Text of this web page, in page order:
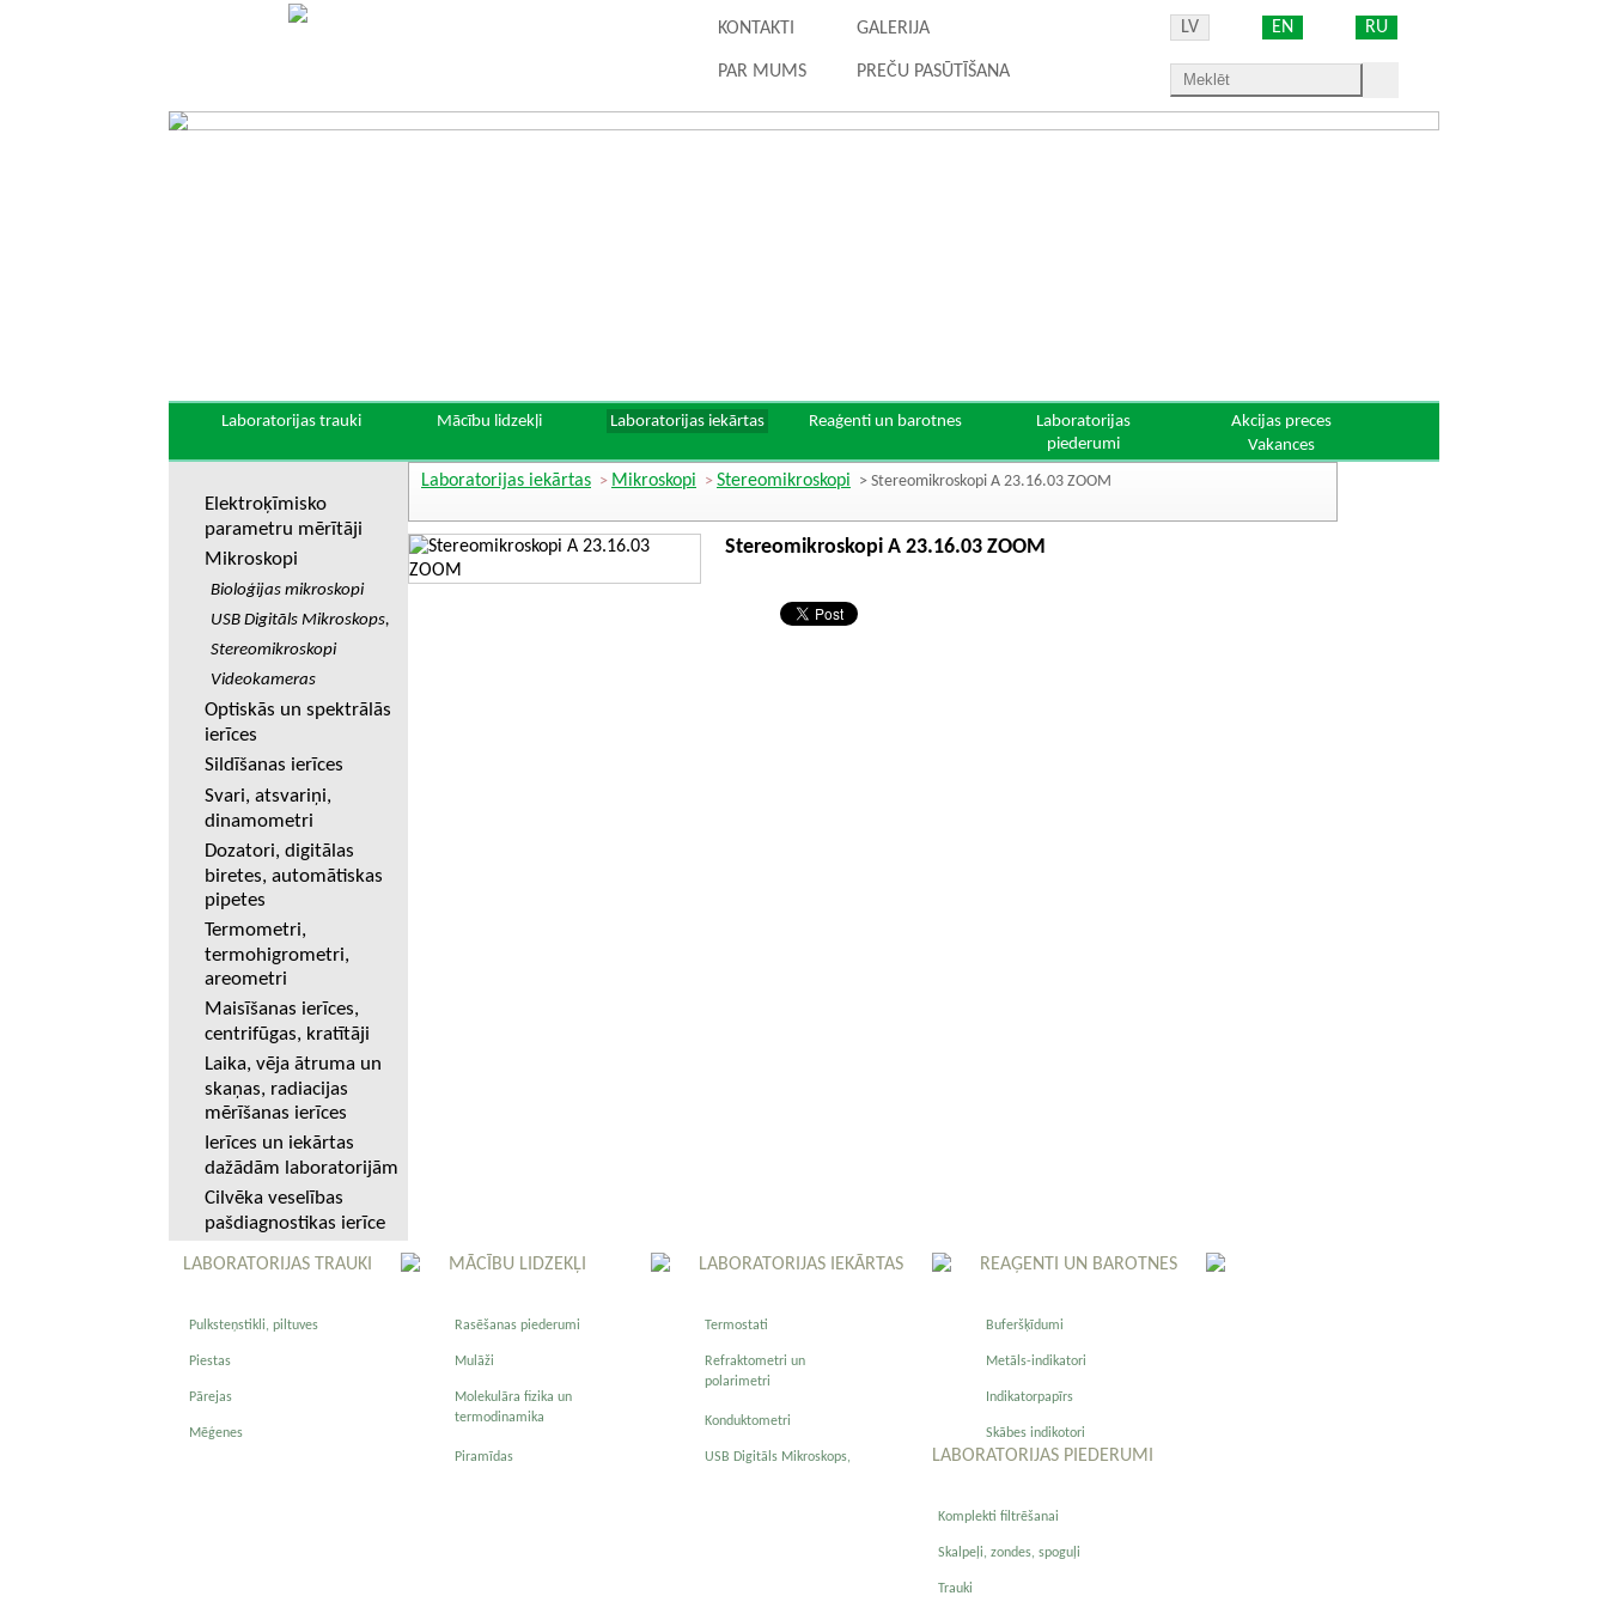
KONTAKTI GALERIJA
PAR MUMS PREČU PASŪTĪŠANA
LV EN RU
Laboratorijas trauki Mācību lidzekļi Laboratorijas iekārtas Reaģenti un barotnes Laboratorijas
piederumi
Akcijas preces
Vakances
Elektroķīmisko
parametru mērītāji
Mikroskopi
Bioloģijas mikroskopi
USB Digitāls Mikroskops,
Stereomikroskopi
Videokameras
Optiskās un spektrālās
ierīces
Sildīšanas ierīces
Svari, atsvariņi,
dinamometri
Dozatori, digitālas
biretes, automātiskas
pipetes
Termometri,
termohigrometri,
areometri
Maisīšanas ierīces,
centrifūgas, kratītāji
Laika, vēja ātruma un
skaņas, radiacijas
mērīšanas ierīces
Ierīces un iekārtas
dažādām laboratorijām
Cilvēka veselības
pašdiagnostikas ierīce
Laboratorijas iekārtas > Mikroskopi > Stereomikroskopi > Stereomikroskopi A 23.16.03 ZOOM
Stereomikroskopi A 23.16.03 ZOOM
LABORATORIJAS TRAUKI
Pulksteņstikli, piltuves
Piestas
Pārejas
Mēģenes
MĀCĪBU LIDZEKĻI
Rasēšanas piederumi
Mulāži
Molekulāra fizika un
termodinamika
Piramīdas
LABORATORIJAS IEKĀRTAS
Termostati
Refraktometri un
polarimetri
Konduktometri
USB Digitāls Mikroskops,
REAĢENTI UN BAROTNES
Buferšķīdumi
Metāls-indikatori
Indikatorpapīrs
Skābes indikotori
LABORATORIJAS PIEDERUMI
Komplekti filtrēšanai
Skalpeļi, zondes, spoguļi
Trauki